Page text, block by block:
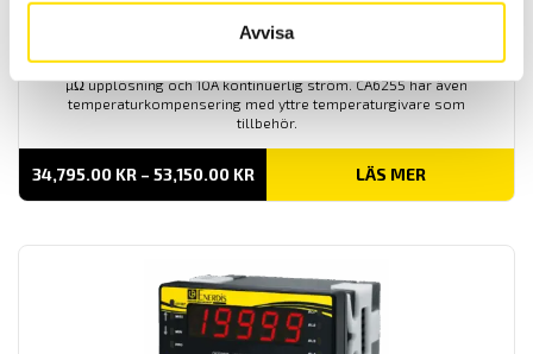
Avvisa
CA6240 & CA6255 µ-ohm mätare
Noggranna µ-ohm mätare för fält- och industribruk med upp till 0,1
µΩ upplösning och 10A kontinuerlig ström. CA6255 har även
temperaturkompensering med yttre temperaturgivare som
tillbehör.
34,795.00 KR – 53,150.00 KRPRISINTERVALL:
TILL
LÄS MER